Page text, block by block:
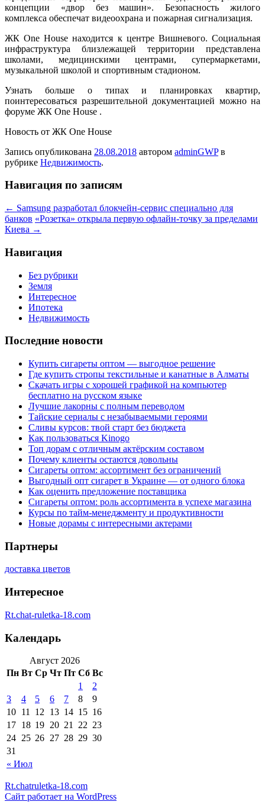
концепции «двор без машин». Безопасность жилого
комплекса обеспечат видеоохрана и пожарная сигнализация.
ЖК One House находится к центре Вишневого. Социальная
инфраструктура близлежащей территории представлена
школами, медицинскими центрами, супермаркетами,
музыкальной школой и спортивным стадионом.
Узнать больше о типах и планировках квартир,
поинтересоваться разрешительной документацией можно на
форуме ЖК One House .
Новость от ЖК One House
Запись опубликована 28.08.2018 автором adminGWPв
рубрике Недвижимость.
Навигация по записям
← Samsung разработал блокчейн-сервис специально для
банков «Розетка» открыла первую офлайн-точку за пределами
Киева →
Навигация
Без рубрики
Земля
Интересное
Ипотека
Недвижимость
Последние новости
Купить сигареты оптом — выгодное решение
Где купить стропы текстильные и канатные в Алматы
Скачать игры с хорошей графикой на компьютер
бесплатно на русском языке
Лучшие лакорны с полным переводом
Тайские сериалы с незабываемыми героями
Сливы курсов: твой старт без бюджета
Как пользоваться Kinogo
Топ дорам с отличным актёрским составом
Почему клиенты остаются довольны
Сигареты оптом: ассортимент без ограничений
Выгодный опт сигарет в Украине — от одного блока
Как оценить предложение поставщика
Сигареты оптом: роль ассортимента в успехе магазина
Курсы по тайм-менеджменту и продуктивности
Новые дорамы с интересными актерами
Партнеры
доставка цветов
Интересное
Rt.chat-ruletka-18.com
Календарь
Август 2026
Пн Вт Ср Чт Пт Сб Вс
« Июл
1
2
3
4 5 6 7 8
9
10 11 12 13 14 15 16
17 18 19 20 21 22 23
24 25 26 27 28 29 30
31
Rt.chatruletka-18.com
Сайт работает на WordPress